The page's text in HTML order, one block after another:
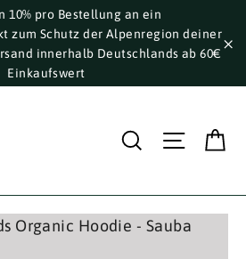
10% pro Bestellung an ein
zum Schutz der Alpenregion deiner
innerhalb Deutschlands ab 60€
Einkaufswert
Suche